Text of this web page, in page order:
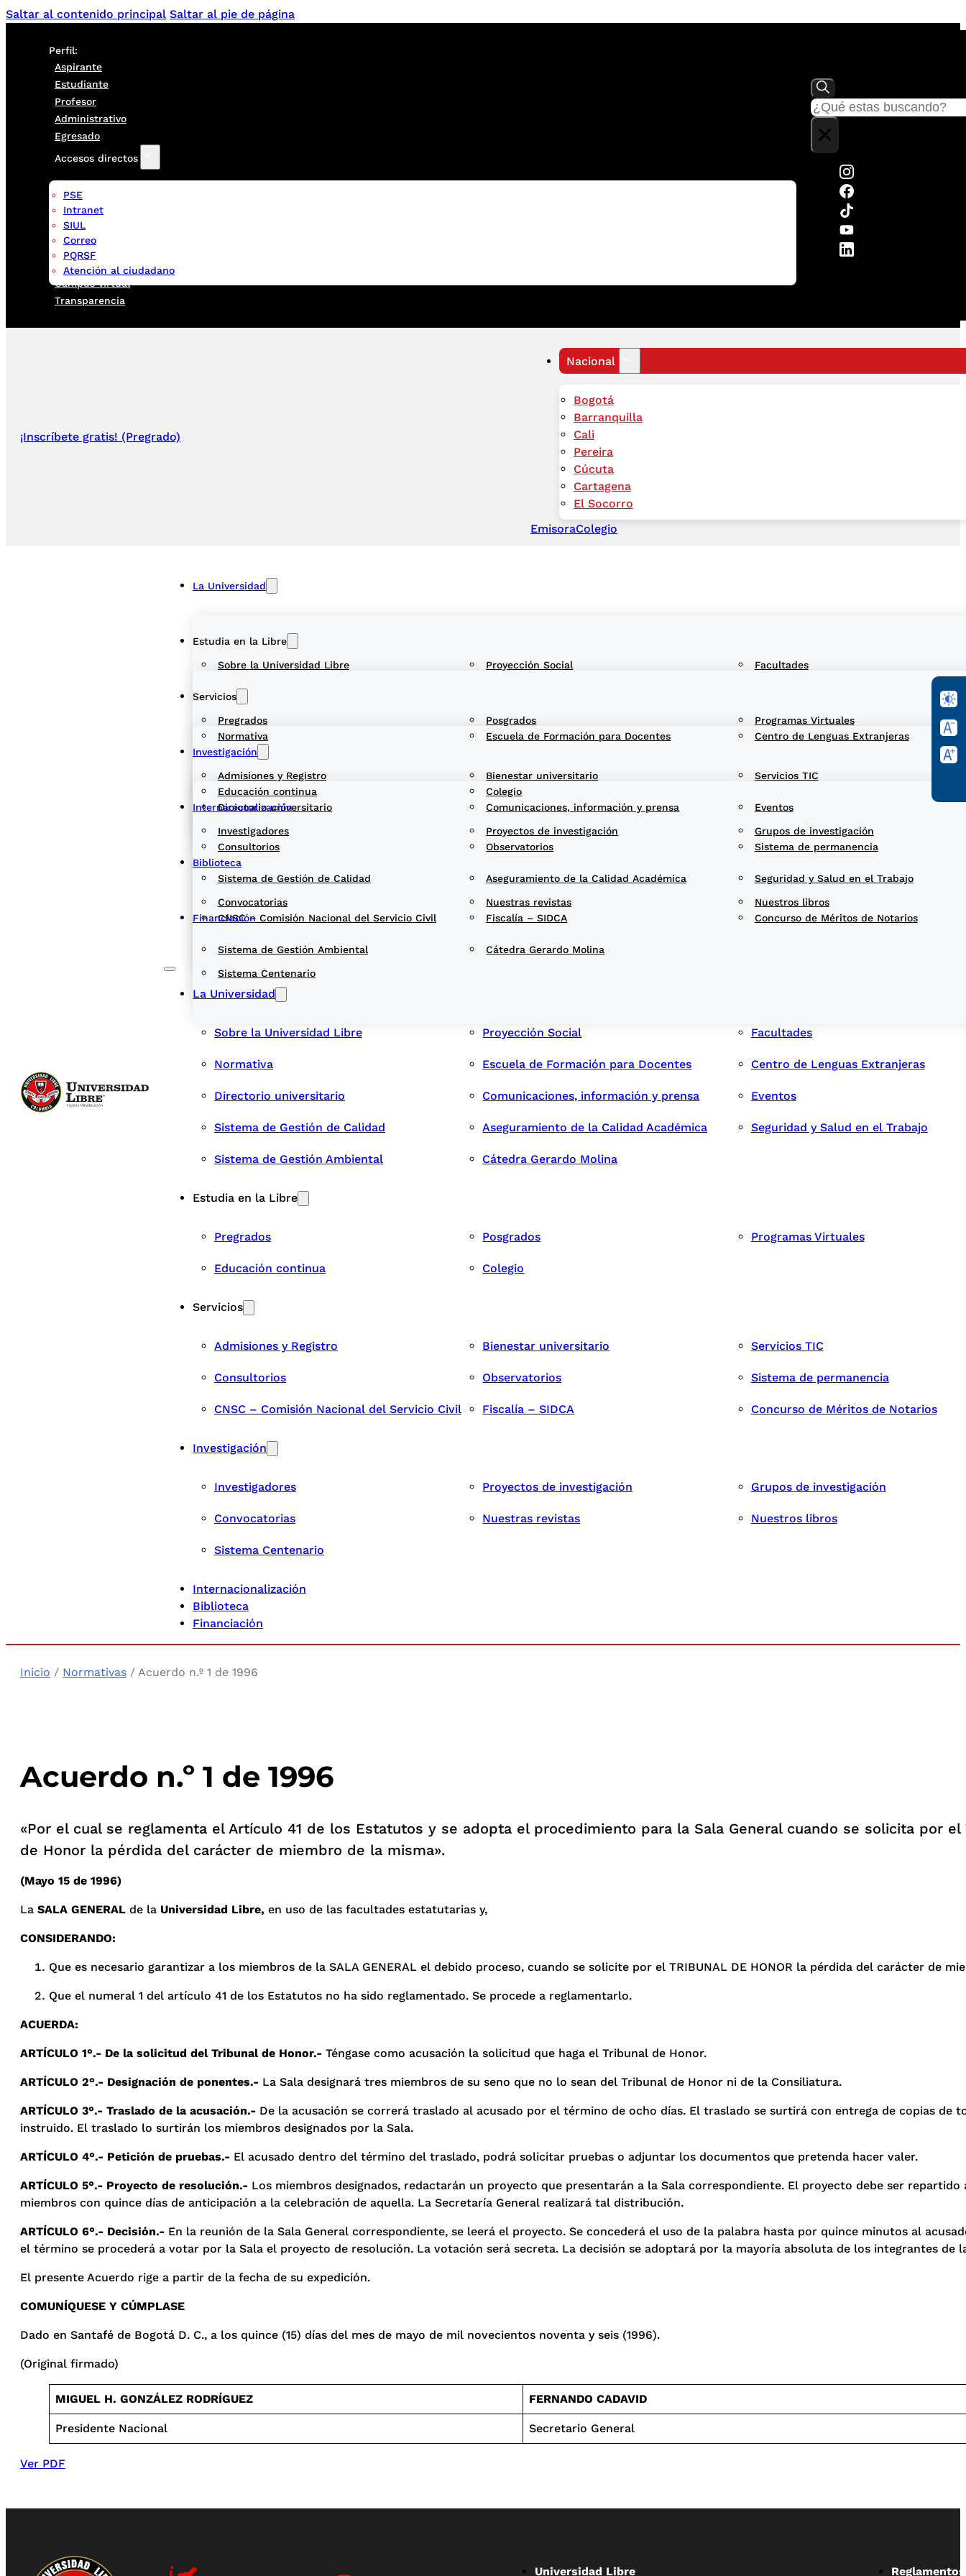
Saltar al contenido principal Saltar al pie de página
Perfil:
Aspirante
Estudiante
Profesor
Administrativo
Egresado
Accesos directos
PSE
Intranet
SIUL
Correo
PQRSF
Atención al ciudadano
Campus virtual
Transparencia
Buscar
×
¡Inscríbete gratis! (Pregrado)
Nacional
Bogotá
Barranquilla
Cali
Pereira
Cúcuta
Cartagena
El Socorro
EmisoraColegio
La Universidad
Sobre la Universidad Libre Proyección Social Facultades
Normativa Escuela de Formación para Docentes Centro de Lenguas Extranjeras
Directorio universitario Comunicaciones, información y prensa Eventos
Sistema de Gestión de Calidad Aseguramiento de la Calidad Académica Seguridad y Salud en el Trabajo
Sistema de Gestión Ambiental Cátedra Gerardo Molina
Estudia en la Libre
Pregrados Posgrados Programas Virtuales
Educación continua Colegio
Servicios
Admisiones y Registro Bienestar universitario Servicios TIC
Consultorios Observatorios Sistema de permanencia
CNSC – Comisión Nacional del Servicio Civil Fiscalía – SIDCA Concurso de Méritos de Notarios
Investigación
Investigadores Proyectos de investigación Grupos de investigación
Convocatorias Nuestras revistas Nuestros libros
Sistema Centenario
Internacionalización
Biblioteca
Financiación
La Universidad
Sobre la Universidad Libre Proyección Social Facultades
Normativa Escuela de Formación para Docentes Centro de Lenguas Extranjeras
Directorio universitario Comunicaciones, información y prensa Eventos
Sistema de Gestión de Calidad Aseguramiento de la Calidad Académica Seguridad y Salud en el Trabajo
Sistema de Gestión Ambiental Cátedra Gerardo Molina
Estudia en la Libre
Pregrados Posgrados Programas Virtuales
Educación continua Colegio
Servicios
Admisiones y Registro Bienestar universitario Servicios TIC
Consultorios Observatorios Sistema de permanencia
CNSC – Comisión Nacional del Servicio Civil Fiscalía – SIDCA Concurso de Méritos de Notarios
Investigación
Investigadores Proyectos de investigación Grupos de investigación
Convocatorias Nuestras revistas Nuestros libros
Sistema Centenario
Internacionalización
Biblioteca
Financiación
Inicio / Normativas / Acuerdo n.º 1 de 1996
Acuerdo n.º 1 de 1996
«Por el cual se reglamenta el Artículo 41 de los Estatutos y se adopta el procedimiento para la Sala General cuando se solicita por el
de Honor la pérdida del carácter de miembro de la misma».
(Mayo 15 de 1996)
La SALA GENERAL de la Universidad Libre, en uso de las facultades estatutarias y,
CONSIDERANDO:
Que es necesario garantizar a los miembros de la SALA GENERAL el debido proceso, cuando se solicite por el TRIBUNAL DE HONOR la pérdida del carácter de
Que el numeral 1 del artículo 41 de los Estatutos no ha sido reglamentado. Se procede a reglamentarlo.
ACUERDA:
ARTÍCULO 1°.- De la solicitud del Tribunal de Honor.- Téngase como acusación la solicitud que haga el Tribunal de Honor.
ARTÍCULO 2°.- Designación de ponentes.- La Sala designará tres miembros de su seno que no lo sean del Tribunal de Honor ni de la Consiliatura.
ARTÍCULO 3°.- Traslado de la acusación.- De la acusación se correrá traslado al acusado por el término de ocho días. El traslado se surtirá con entrega de copias de
instruido. El traslado lo surtirán los miembros designados por la Sala.
ARTÍCULO 4°.- Petición de pruebas.- El acusado dentro del término del traslado, podrá solicitar pruebas o adjuntar los documentos que pretenda hacer valer.
ARTÍCULO 5°.- Proyecto de resolución.- Los miembros designados, redactarán un proyecto que presentarán a la Sala correspondiente. El proyecto debe ser repartido
miembros con quince días de anticipación a la celebración de aquella. La Secretaría General realizará tal distribución.
ARTÍCULO 6°.- Decisión.- En la reunión de la Sala General correspondiente, se leerá el proyecto. Se concederá el uso de la palabra hasta por quince minutos al
el término se procederá a votar por la Sala el proyecto de resolución. La votación será secreta. La decisión se adoptará por la mayoría absoluta de los integrantes de
El presente Acuerdo rige a partir de la fecha de su expedición.
COMUNÍQUESE Y CÚMPLASE
Dado en Santafé de Bogotá D. C., a los quince (15) días del mes de mayo de mil novecientos noventa y seis (1996).
(Original firmado)
MIGUEL H. GONZÁLEZ RODRÍGUEZ FERNANDO CADAVID
Presidente Nacional Secretario General
Ver PDF
Universidad Libre Reglamentos